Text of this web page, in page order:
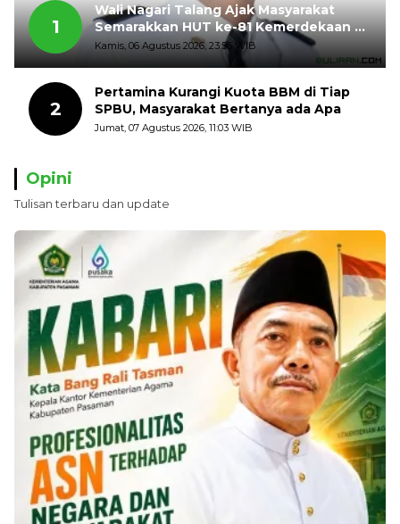
1
Wali Nagari Talang Ajak Masyarakat
Semarakkan HUT ke-81 Kemerdekaan RI
dengan Mengibarkan Bendera Merah
Putih
Kamis, 06 Agustus 2026, 23:56 WIB
2
Pertamina Kurangi Kuota BBM di Tiap
SPBU, Masyarakat Bertanya ada Apa
Jumat, 07 Agustus 2026, 11:03 WIB
Opini
Tulisan terbaru dan update